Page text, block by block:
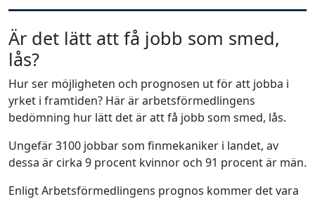
Är det lätt att få jobb som smed,
lås?
Hur ser möjligheten och prognosen ut för att jobba i
yrket i framtiden? Här är arbetsförmedlingens
bedömning hur lätt det är att få jobb som smed, lås.
Ungefär 3100 jobbar som finmekaniker i landet, av
dessa är cirka 9 procent kvinnor och 91 procent är män.
Enligt Arbetsförmedlingens prognos kommer det vara